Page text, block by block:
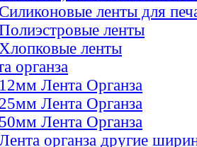
Силиконовые ленты для
ленты
ленты
органза
12мм Лента Органза
25мм Лента Органза
50мм Лента Органза
органза другие